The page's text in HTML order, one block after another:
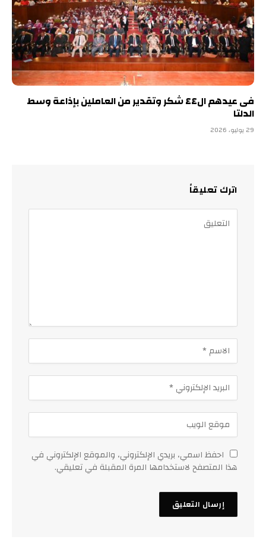
فى عيدهم ال٤٤ شكر وتقدير من العاملين بإذاعة وسط
الدلتا
29 يوليو، 2026
اترك تعليقاً
احفظ اسمي، بريدي الإلكتروني، والموقع الإلكتروني في
هذا المتصفح لاستخدامها المرة المقبلة في تعليقي.